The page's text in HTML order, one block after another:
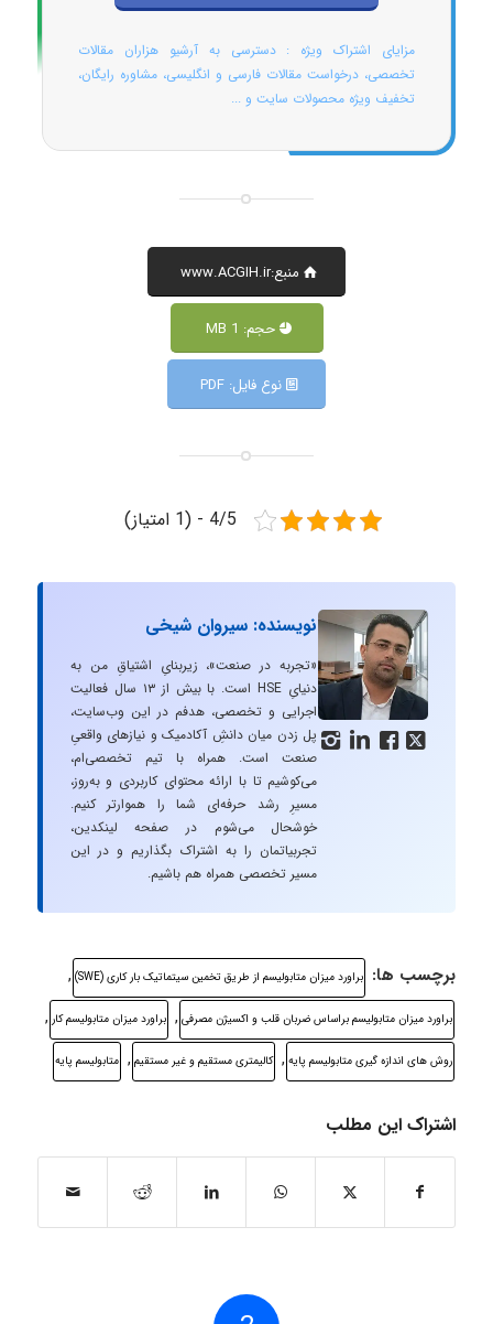
مزایای اشتراک ویژه : دسترسی به آرشیو هزاران مقالات
تخصصی، درخواست مقالات فارسی و انگلیسی، مشاوره رایگان،
تخفیف ویژه محصولات سایت و ...
منبع:www.ACGIH.ir
حجم: 1 MB
نوع فایل: PDF
4/5 - (1 امتیاز)
   
نویسنده: سیروان شیخی
«تجربه در صنعت»، زیربنایِ اشتیاقِ من به
دنیایِ HSE است. با بیش از ۱۳ سال فعالیت
اجرایی و تخصصی، هدفم در این وب‌سایت،
پل زدن میان دانشِ آکادمیک و نیازهای واقعیِ
صنعت است. همراه با تیم تخصصی‌ام،
می‌کوشیم تا با ارائه محتوای کاربردی و به‌روز،
مسیرِ رشد حرفه‌ای شما را هموارتر کنیم.
خوشحال می‌شوم در صفحه لینکدین،
تجربیاتمان را به اشتراک بگذاریم و در این
مسیر تخصصی همراه هم باشیم.
برچسب ها: براورد میزان متابولیسم از طریق تخمین سیتماتیک بار کاری (SWE) ,
براورد میزان متابولیسم براساس ضربان قلب و اکسیژن مصرفی , براورد میزان متابولیسم کار ,
روش های اندازه گیری متابولیسم پایه , کالیمتری مستقیم و غیر مستقیم , متابولیسم پایه
اشتراک این مطلب